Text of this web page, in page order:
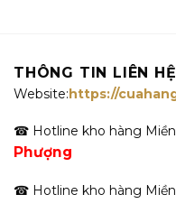
THÔNG TIN LIÊN HỆ
Website:https://
☎ Hotline kho hàng
Phượng
☎ Hotline kho hàng Miền